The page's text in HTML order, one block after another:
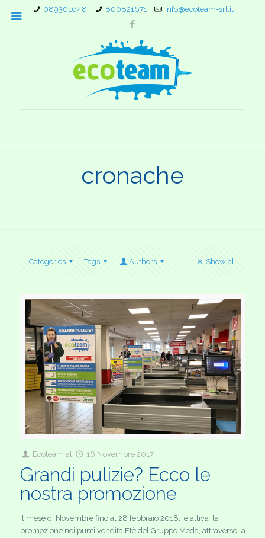
089301648 800821671 info@ecoteam-srl.it
cronache
Categories Tags Authors Show all
Ecoteam at 16 Novembre 2017
Grandi pulizie? Ecco le
nostra promozione
Il mese di Novembre fino al 28 febbraio 2018, è attiva la
promozione nei punti vendita Etè del Gruppo Meda, attraverso la